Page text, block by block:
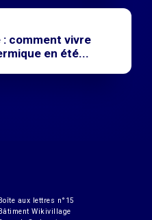
comment vivre
en été...
aux lettres n°15
Wikivillage